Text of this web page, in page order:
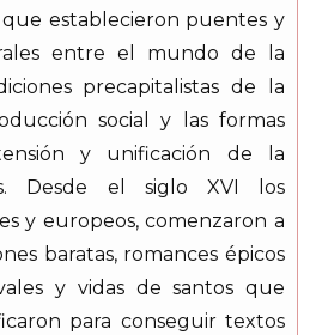
establecieron puentes y
entre el mundo de la
precapitalistas de la
social y las formas
y unificación de la
Desde el siglo XVI los
y europeos, comenzaron a
baratas, romances épicos
y vidas de santos que
para conseguir textos